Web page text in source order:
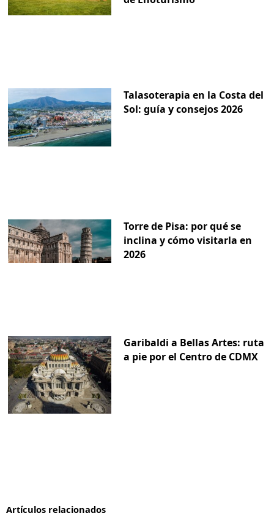
Talasoterapia en la Costa del
Sol: guía y consejos 2026
Torre de Pisa: por qué se
inclina y cómo visitarla en
2026
Garibaldi a Bellas Artes: ruta
a pie por el Centro de CDMX
Artículos relacionados